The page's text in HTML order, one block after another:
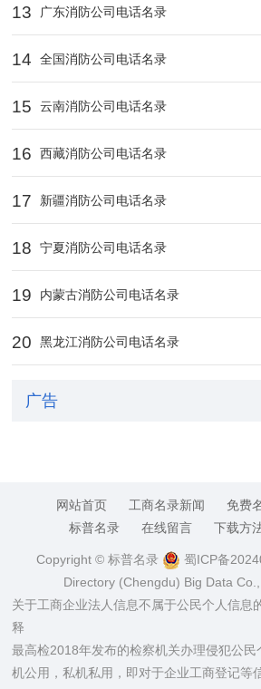
13 广东消防公司电话名录
14 全国消防公司电话名录
15 云南消防公司电话名录
16 西藏消防公司电话名录
17 新疆消防公司电话名录
18 宁夏消防公司电话名录
19 内蒙古消防公司电话名录
20 黑龙江消防公司电话名录
广告
网站首页 工商名录新闻 免费
标普名录
在线留言 下载方
Copyright © 标普名录 蜀ICP备
Directory (Chengdu) Big Data
关于工商企业法人信息不属于公民个人信息
释
最高检2018年发布的检察机关办理侵犯公民
机公用，私机私用，即对于企业工商登记等